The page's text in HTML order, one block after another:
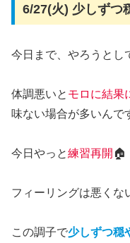
6/27(火) 少しず
今日まで、やろうとし
体調悪いと モロに結果
味ない場合が多いんで
今日やっと練習再開 🏠
フィーリングは悪くな
この調子で少しずつ穏